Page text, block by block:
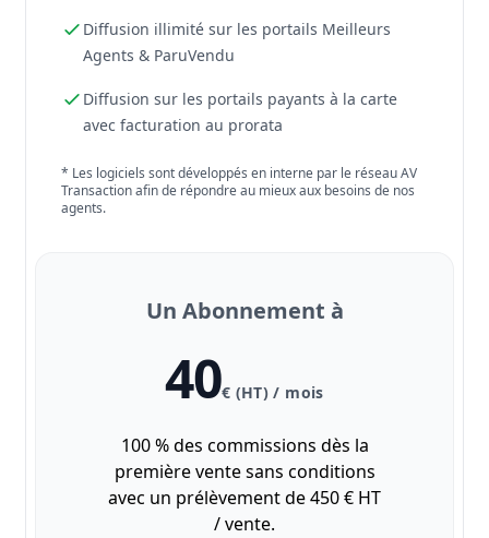
Diffusion illimité sur les portails Meilleurs
Agents & ParuVendu
Diffusion sur les portails payants à la carte
avec facturation au prorata
* Les logiciels sont développés en interne par le réseau AV
Transaction afin de répondre au mieux aux besoins de nos
agents.
Un Abonnement à
40€ (HT) / mois
100 % des commissions dès la
première vente sans conditions
avec un prélèvement de 450 € HT
/ vente.